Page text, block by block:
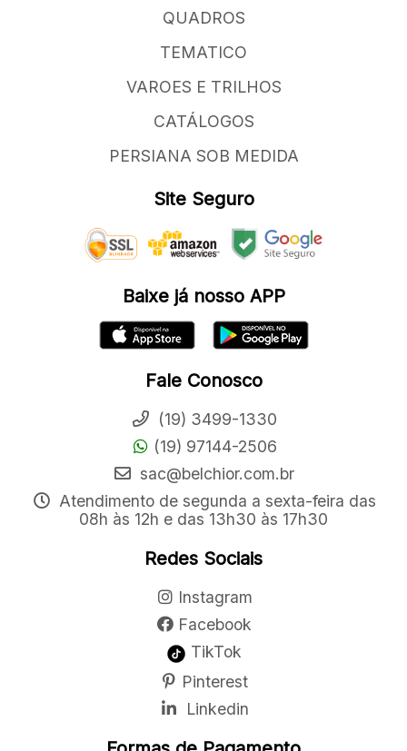
QUADROS
TEMATICO
VAROES E TRILHOS
CATÁLOGOS
PERSIANA SOB MEDIDA
Site Seguro
Baixe já nosso APP
Fale Conosco
(19) 3499-1330
(19) 97144-2506
sac@belchior.com.br
Atendimento de segunda a sexta-feira das
08h às 12h e das 13h30 às 17h30
Redes Sociais
Instagram
Facebook
TikTok
Pinterest
Linkedin